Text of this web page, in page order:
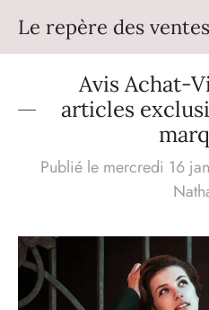
contenu
Le repère des ventes
Avis Achat-
articles
Publié le mercredi 16